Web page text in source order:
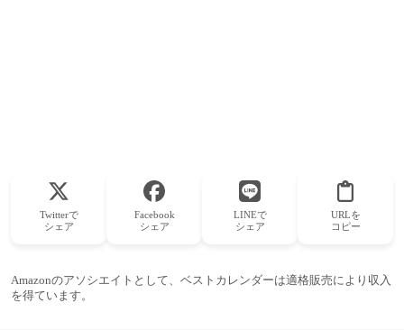
1964年 増田英治、俳優
1964年 殊能将之、ミステリー作家（+ 2013年）
佐久間純子、声優（+ 2011年）
Twitterで
シェア
Facebook
シェア
LINEで
シェア
URLを
コピー
Amazonのアソシエイトとして、ベストカレンダーは適格販売により収入
を得ています。